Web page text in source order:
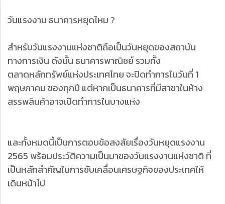
วันแรงงาน ธนาคารหยุดไหม ?
สำหรับวันแรงงานแห่งชาติถือเป็นวันหยุดของสถาบัน
ทางการเงิน ดังนั้น ธนาคารพาณิชย์ รวมทั้ง
ตลาดหลักทรัพย์แห่งประเทศไทย จะปิดทำการในวันที่ 1
พฤษภาคม ของทุกปี แต่หากเป็นธนาคารที่มีสาขาในห้าง
สรรพสินค้าอาจเปิดทำการในบางแห่ง
และทั้งหมดนี้เป็นการตอบข้อสงสัยเรื่องวันหยุดแรงงาน
2565 พร้อมประวัติความเป็นมาของวันแรงงานแห่งชาติ ที่
เป็นหลักสำคัญในการขับเคลื่อนเศรษฐกิจของประเทศให้
เดินหน้าไป